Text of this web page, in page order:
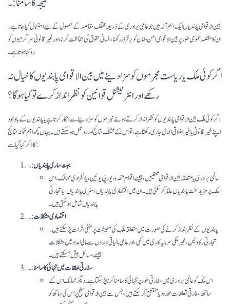
بین الاقوامی پابندیاں ایک اہم آلہ ہیں جو عالمی برادری کے ذریعہ مختلف مقاصد کے حصول کے لیے استعمال کیا جاتا ہے۔
ان کا مقصد عمومی طور پر بین الاقوامی امن و امان کو برقرار رکھنا، انسانی حقوق کی حفاظت کرنا، اور غیر قانونی سرگرمیوں کو
روکنا ہوتا ہے۔
اگر کوئی ملک یا ریاست مجرموں کو سزا دینے میں بین الاقوامی پابندیوں کا خیال نہ
رکھے اور انٹرنیشنل قوانین کو نظر انداز کرے تو کیا ہوگا؟
اگر کوئی ملک بین الاقوامی پابندیوں کو نظر انداز کرتے ہوئے مجرموں کو سزا دینے سے انکار کرتا ہے یا پابندیوں کے باوجود
اپنے غیر قانونی یا غیر اخلاقی اعمال جاری رکھتا ہے، تو اس کے مختلف نتائج اور ردعمل ہو سکتے ہیں۔ یہاں کچھ اہم ممکنہ نتائج
کا ذکر کیا گیا ہے:
بہت ساری پابندیاں:۔
عالمی برادری یا متعلقہ بین الاقوامی تنظیمیں، جیسے اقوام متحدہ، یورپی یونین، یا انفرادی ممالک، اس
ملک پر مزید سخت پابندیاں عائد کر سکتی ہیں۔ ان میں اقتصادی پابندیاں، سفری پابندیاں، یا تجارتی
پابندیاں شامل ہو سکتی ہیں۔
اقتصادی مشکلات:۔
پابندیوں کے نظر انداز کرنے کی صورت میں متعلقہ ملک کی معیشت پر منفی اثرات پڑ سکتے ہیں۔
تجارتی رکاوٹیں، غیر ملکی سرمایہ کاری میں کمی، اور عالمی مالیاتی اداروں سے مالی امداد میں مشکلات
جیسے مسائل پیش آ سکتے ہیں۔
سفارتی لعلقات میں تنہائی کا سامنا:۔
اس ملک کو عالمی برادری میں سفارتی طور پر تنہائی کا سامنا کرنا پڑ سکتا ہے۔ دیگر ممالک اس کے
ساتھ سفارتی تعلقات محدود یا منقطع کر سکتے ہیں، جس سے بین الاقوامی سطح پر اس کی ساکھ کو